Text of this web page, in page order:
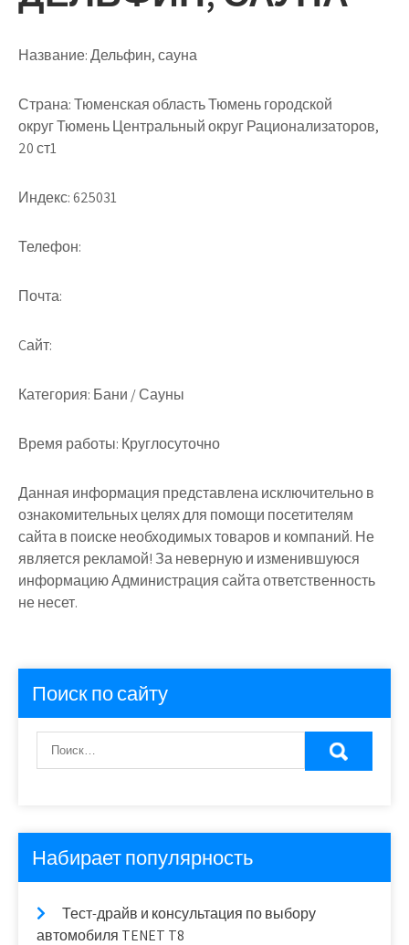
Название:Дельфин, сауна
Страна:Тюменская область Тюмень городской
округ Тюмень Центральный округ Рационализаторов,
20 ст1
Индекс:625031
Телефон:
Почта:
Cайт:
Категория: Бани / Сауны
Время работы: Круглосуточно
Данная информация представлена исключительно в
ознакомительных целях для помощи посетителям
сайта в поиске необходимых товаров и компаний. Не
является рекламой! За неверную и изменившуюся
информацию Администрация сайта ответственность
не несет.
Поиск по сайту
Набирает популярность
Тест-драйв и консультация по выбору
автомобиля TENET T8